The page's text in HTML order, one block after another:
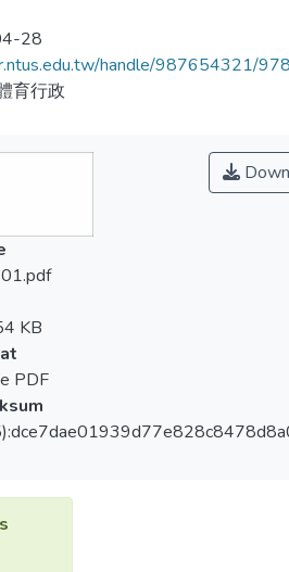
28
handle/987654321/
育行政
KB
PDF